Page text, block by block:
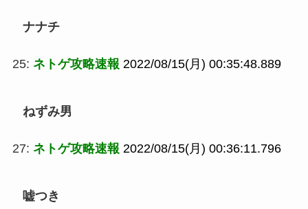
ナナチ
25: ネトゲ攻略速報 2022/08/15(月) 00:35:48.889
ねずみ男
27: ネトゲ攻略速報 2022/08/15(月) 00:36:11.796
嘘つき